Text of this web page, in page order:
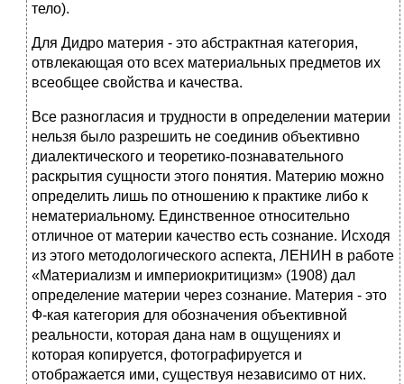
тело).
Для Дидро материя - это абстрактная категория,
отвлекающая ото всех материальных предметов их
всеобщее свойства и качества.
Все разногласия и трудности в определении материи
нельзя было разрешить не соединив объективно
диалектического и теоретико-познавательного
раскрытия сущности этого понятия. Материю можно
определить лишь по отношению к практике либо к
нематериальному. Единственное относительно
отличное от материи качество есть сознание. Исходя
из этого методологического аспекта, ЛЕНИН в работе
«Материализм и империокритицизм» (1908) дал
определение материи через сознание. Материя - это
Ф-кая категория для обозначения объективной
реальности, которая дана нам в ощущениях и
которая копируется, фотографируется и
отображается ими, существуя независимо от них.